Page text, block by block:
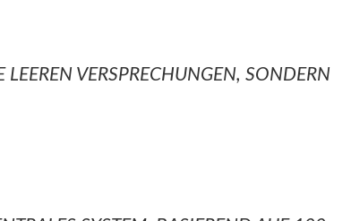
VERSPRECHUNGEN, SONDERN